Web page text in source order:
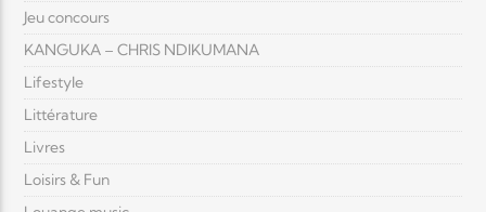
Jeu concours
KANGUKA – CHRIS NDIKUMANA
Lifestyle
Littérature
Livres
Loisirs & Fun